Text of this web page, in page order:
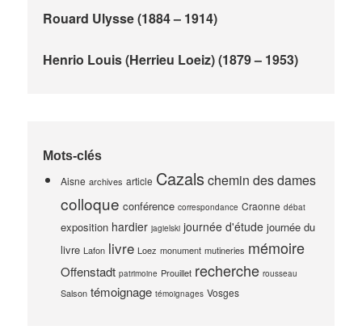
Rouard Ulysse (1884 – 1914)
Henrio Louis (Herrieu Loeiz) (1879 – 1953)
Mots-clés
Aisne archives article Cazals chemin des dames
colloque conférence correspondance Craonne débat
exposition hardier jagielski journée d'étude journée du
livre Lafon livre Loez monument mutineries mémoire
Offenstadt patrimoine Prouillet recherche rousseau
Salson témoignage témoignages Vosges